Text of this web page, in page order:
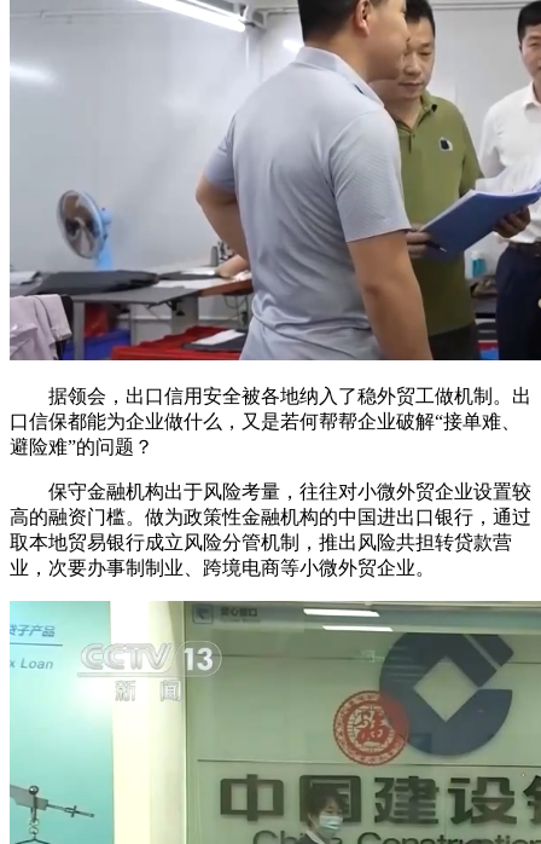
据领会，出口信用安全被各地纳入了稳外贸工做机制。出
口信保都能为企业做什么，又是若何帮帮企业破解“接单难、
避险难”的问题？
保守金融机构出于风险考量，往往对小微外贸企业设置较
高的融资门槛。做为政策性金融机构的中国进出口银行，通过
取本地贸易银行成立风险分管机制，推出风险共担转贷款营
业，次要办事制制业、跨境电商等小微外贸企业。